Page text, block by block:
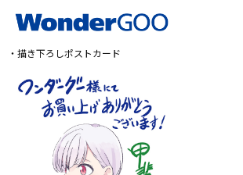
・描き下ろしポストカード